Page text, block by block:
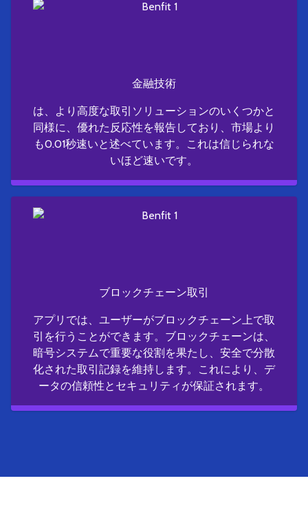
金融技術
は、より高度な取引ソリューションのいくつかと
同様に、優れた反応性を報告しており、市場より
も0.01秒速いと述べています。これは信じられな
いほど速いです。
ブロックチェーン取引
アプリでは、ユーザーがブロックチェーン上で取
引を行うことができます。ブロックチェーンは、
暗号システムで重要な役割を果たし、安全で分散
化された取引記録を維持します。これにより、デ
ータの信頼性とセキュリティが保証されます。